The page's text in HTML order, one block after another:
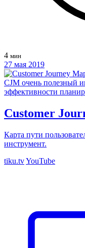
4 мин
27 мая 2019
Customer
Карта пути
инструмент.
tiku.tvYouTube